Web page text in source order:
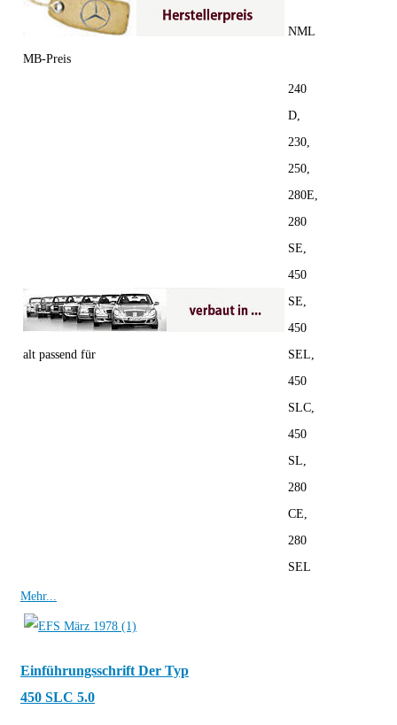
MB-Preis
NML
alt passend für
240
D,
230,
250,
280E,
280
SE,
450
SE,
450
SEL,
450
SLC,
450
SL,
280
CE,
280
SEL
Mehr...
Einführungsschrift Der Typ
450 SLC 5.0